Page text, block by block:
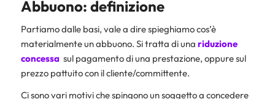
Abbuono: definizione
Partiamo dalle basi, vale a dire spieghiamo cos’è
materialmente un abbuono. Si tratta di una riduzione
concessa sul pagamento di una prestazione, oppure sul
prezzo pattuito con il cliente/committente.
Ci sono vari motivi che spingono un soggetto a concedere